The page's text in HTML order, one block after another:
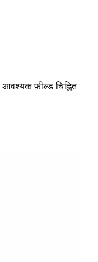
आवश्यक फ़ील्ड चिह्नित